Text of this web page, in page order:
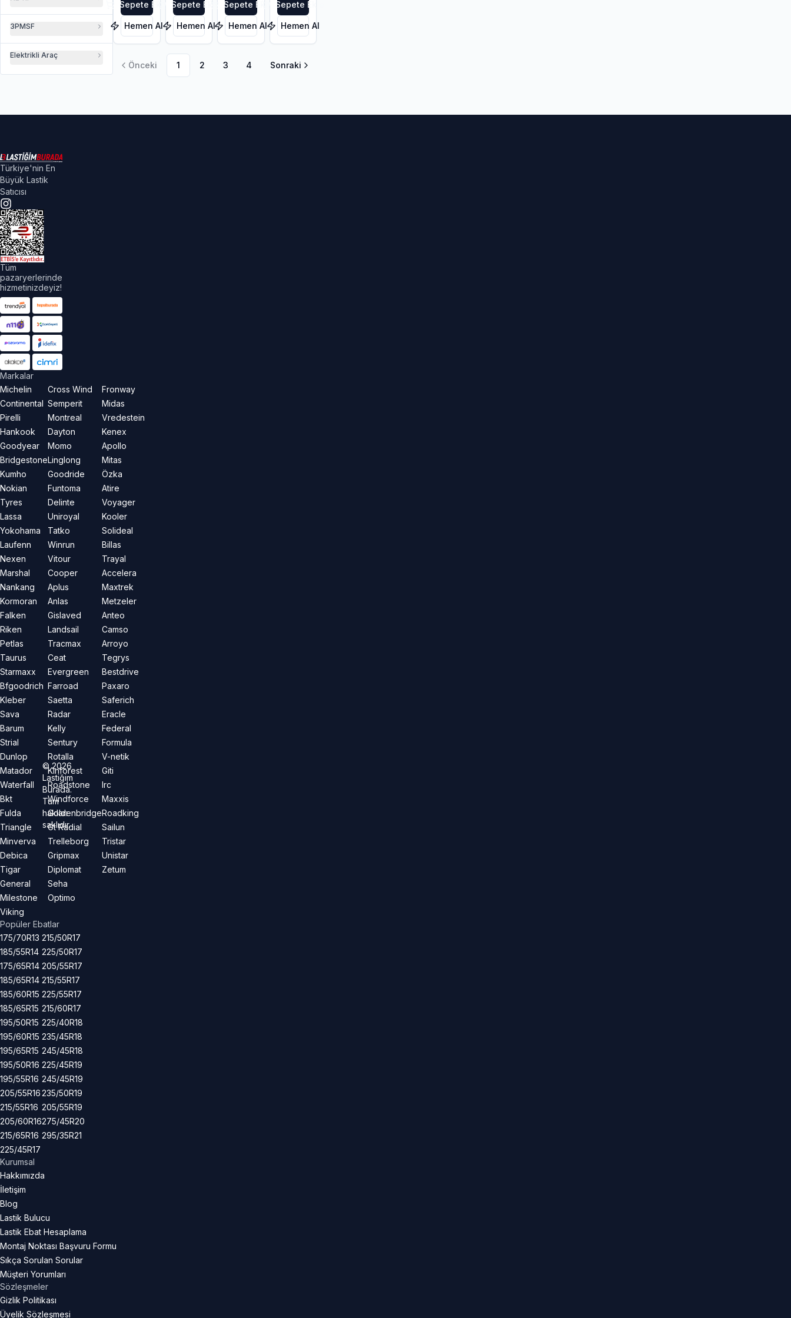
3PMSF
Elektrikli Araç
Sepete Ekle
Hemen Al
Sepete Ekle
Hemen Al
Sepete Ekle
Hemen Al
Sepete Ekle
Hemen Al
Önceki 1 2 3 4 Sonraki
Türkiye'nin En
Büyük Lastik
Satıcısı
Tüm
pazaryerlerinde
hizmetinizdeyiz!
Markalar
Michelin
Continental
Pirelli
Hankook
Goodyear
Bridgestone
Kumho
Nokian
Tyres
Lassa
Yokohama
Laufenn
Nexen
Marshal
Nankang
Kormoran
Falken
Riken
Petlas
Taurus
Starmaxx
Bfgoodrich
Kleber
Sava
Barum
Strial
Dunlop
Matador
Waterfall
Bkt
Fulda
Triangle
Minverva
Debica
Tigar
General
Milestone
Viking
Cross Wind
Semperit
Montreal
Dayton
Momo
Linglong
Goodride
Funtoma
Delinte
Uniroyal
Tatko
Winrun
Vitour
Cooper
Aplus
Anlas
Gislaved
Landsail
Tracmax
Ceat
Evergreen
Farroad
Saetta
Radar
Kelly
Sentury
Rotalla
Kinforest
Roadstone
Windforce
Goldenbridge
Gt Radial
Trelleborg
Gripmax
Diplomat
Seha
Optimo
Fronway
Midas
Vredestein
Kenex
Apollo
Mitas
Özka
Atire
Voyager
Kooler
Solideal
Billas
Trayal
Accelera
Maxtrek
Metzeler
Anteo
Camso
Arroyo
Tegrys
Bestdrive
Paxaro
Saferich
Eracle
Federal
Formula
V-netik
Giti
Irc
Maxxis
Roadking
Sailun
Tristar
Unistar
Zetum
Popüler Ebatlar
175/70R13
185/55R14
175/65R14
185/65R14
185/60R15
185/65R15
195/50R15
195/60R15
195/65R15
195/50R16
195/55R16
205/55R16
215/55R16
205/60R16
215/65R16
225/45R17
215/50R17
225/50R17
205/55R17
215/55R17
225/55R17
215/60R17
225/40R18
235/45R18
245/45R18
225/45R19
245/45R19
235/50R19
205/55R19
275/45R20
295/35R21
Kurumsal
Hakkımızda
İletişim
Blog
Lastik Bulucu
Lastik Ebat Hesaplama
Montaj Noktası Başvuru Formu
Sıkça Sorulan Sorular
Müşteri Yorumları
Sözleşmeler
Gizlik Politikası
Üyelik Sözleşmesi
©2026
Lastiğim
Burada.
Tüm
hakları
saklıdır.